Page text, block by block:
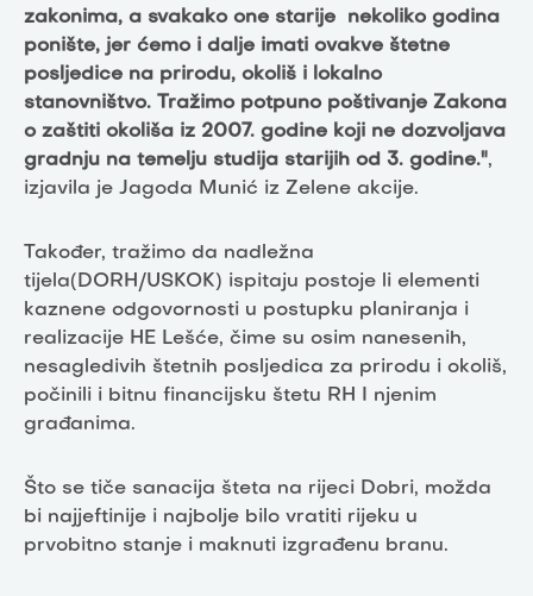
zakonima, a svakako one starije nekoliko godina
ponište, jer ćemo i dalje imati ovakve štetne
posljedice na prirodu, okoliš i lokalno
stanovništvo. Tražimo potpuno poštivanje Zakona
o zaštiti okoliša iz 2007. godine koji ne dozvoljava
gradnju na temelju studija starijih od 3. godine.",
izjavila je Jagoda Munić iz Zelene akcije.
Također, tražimo da nadležna
tijela(DORH/USKOK) ispitaju postoje li elementi
kaznene odgovornosti u postupku planiranja i
realizacije HE Lešće, čime su osim nanesenih,
nesagledivih štetnih posljedica za prirodu i okoliš,
počinili i bitnu financijsku štetu RH I njenim
građanima.
Što se tiče sanacija šteta na rijeci Dobri, možda
bi najjeftinije i najbolje bilo vratiti rijeku u
prvobitno stanje i maknuti izgrađenu branu.